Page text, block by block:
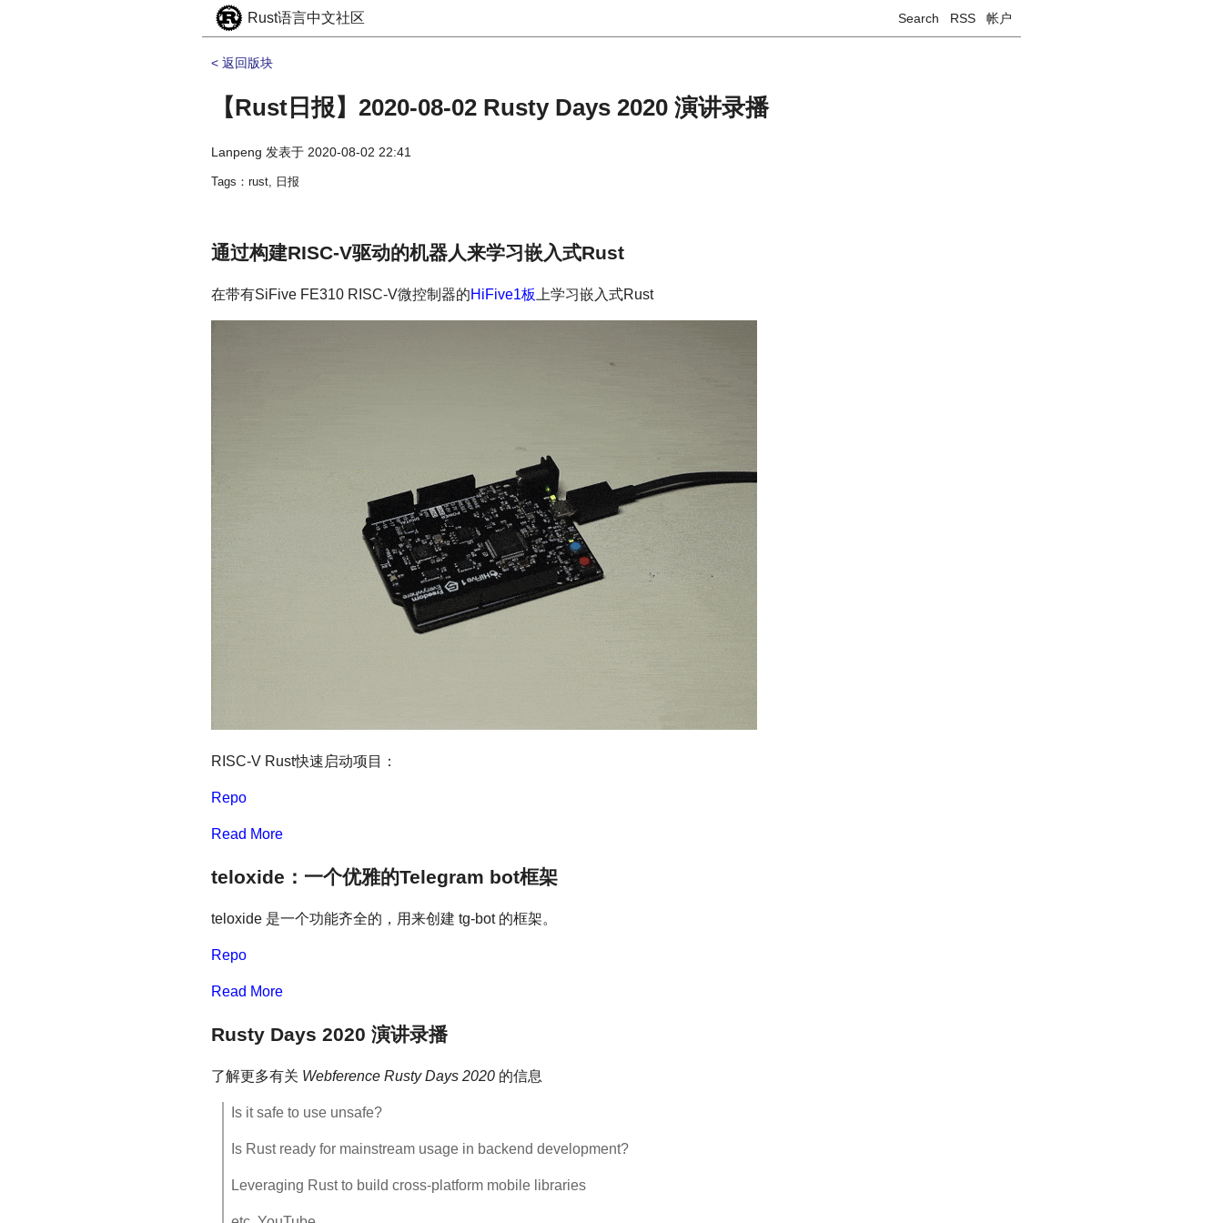
Rust语言中文社区 Search RSS 帐户
< 返回版块
【Rust日报】2020-08-02 Rusty Days 2020 演讲录播
Lanpeng 发表于 2020-08-02 22:41
Tags：rust, 日报
通过构建RISC-V驱动的机器人来学习嵌入式Rust
在带有SiFive FE310 RISC-V微控制器的HiFive1板 上学习嵌入式Rust
RISC-V Rust快速启动项目：
Repo
Read More
teloxide：一个优雅的Telegram bot框架
teloxide 是一个功能齐全的，用来创建 tg-bot 的框架。
Repo
Read More
Rusty Days 2020 演讲录播
了解更多有关 Webference Rusty Days 2020 的信息
Is it safe to use unsafe?
Is Rust ready for mainstream usage in backend development?
Leveraging Rust to build cross-platform mobile libraries